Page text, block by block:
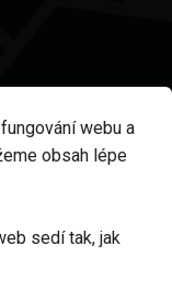
webu a
obsah lépe
sedí tak, jak